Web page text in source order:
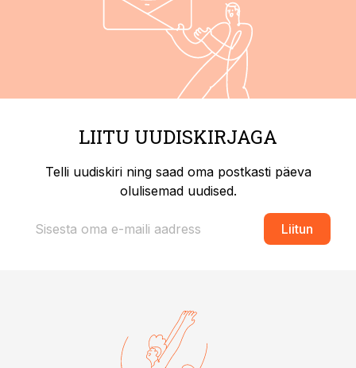
LIITU UUDISKIRJAGA
Telli uudiskiri ning saad oma postkasti päeva
olulisemad uudised.
Liitun